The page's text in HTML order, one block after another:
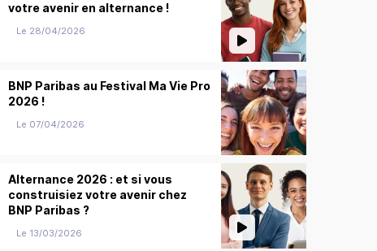
votre avenir en alternance !
Le 28/04/2026
BNP Paribas au Festival Ma Vie Pro
2026 !
Le 07/04/2026
Alternance 2026 : et si vous
construisiez votre avenir chez
BNP Paribas ?
Le 13/03/2026